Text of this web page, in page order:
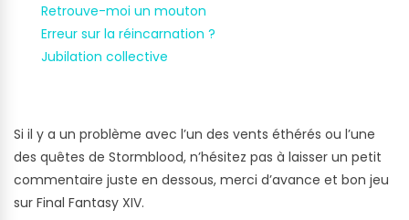
Retrouve-moi un mouton
Erreur sur la réincarnation ?
Jubilation collective
Si il y a un problème avec l’un des vents éthérés ou l’une
des quêtes de Stormblood, n’hésitez pas à laisser un petit
commentaire juste en dessous, merci d’avance et bon jeu
sur Final Fantasy XIV.